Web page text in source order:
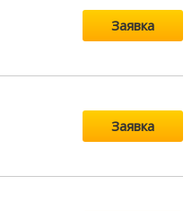
Заявка
Заявка